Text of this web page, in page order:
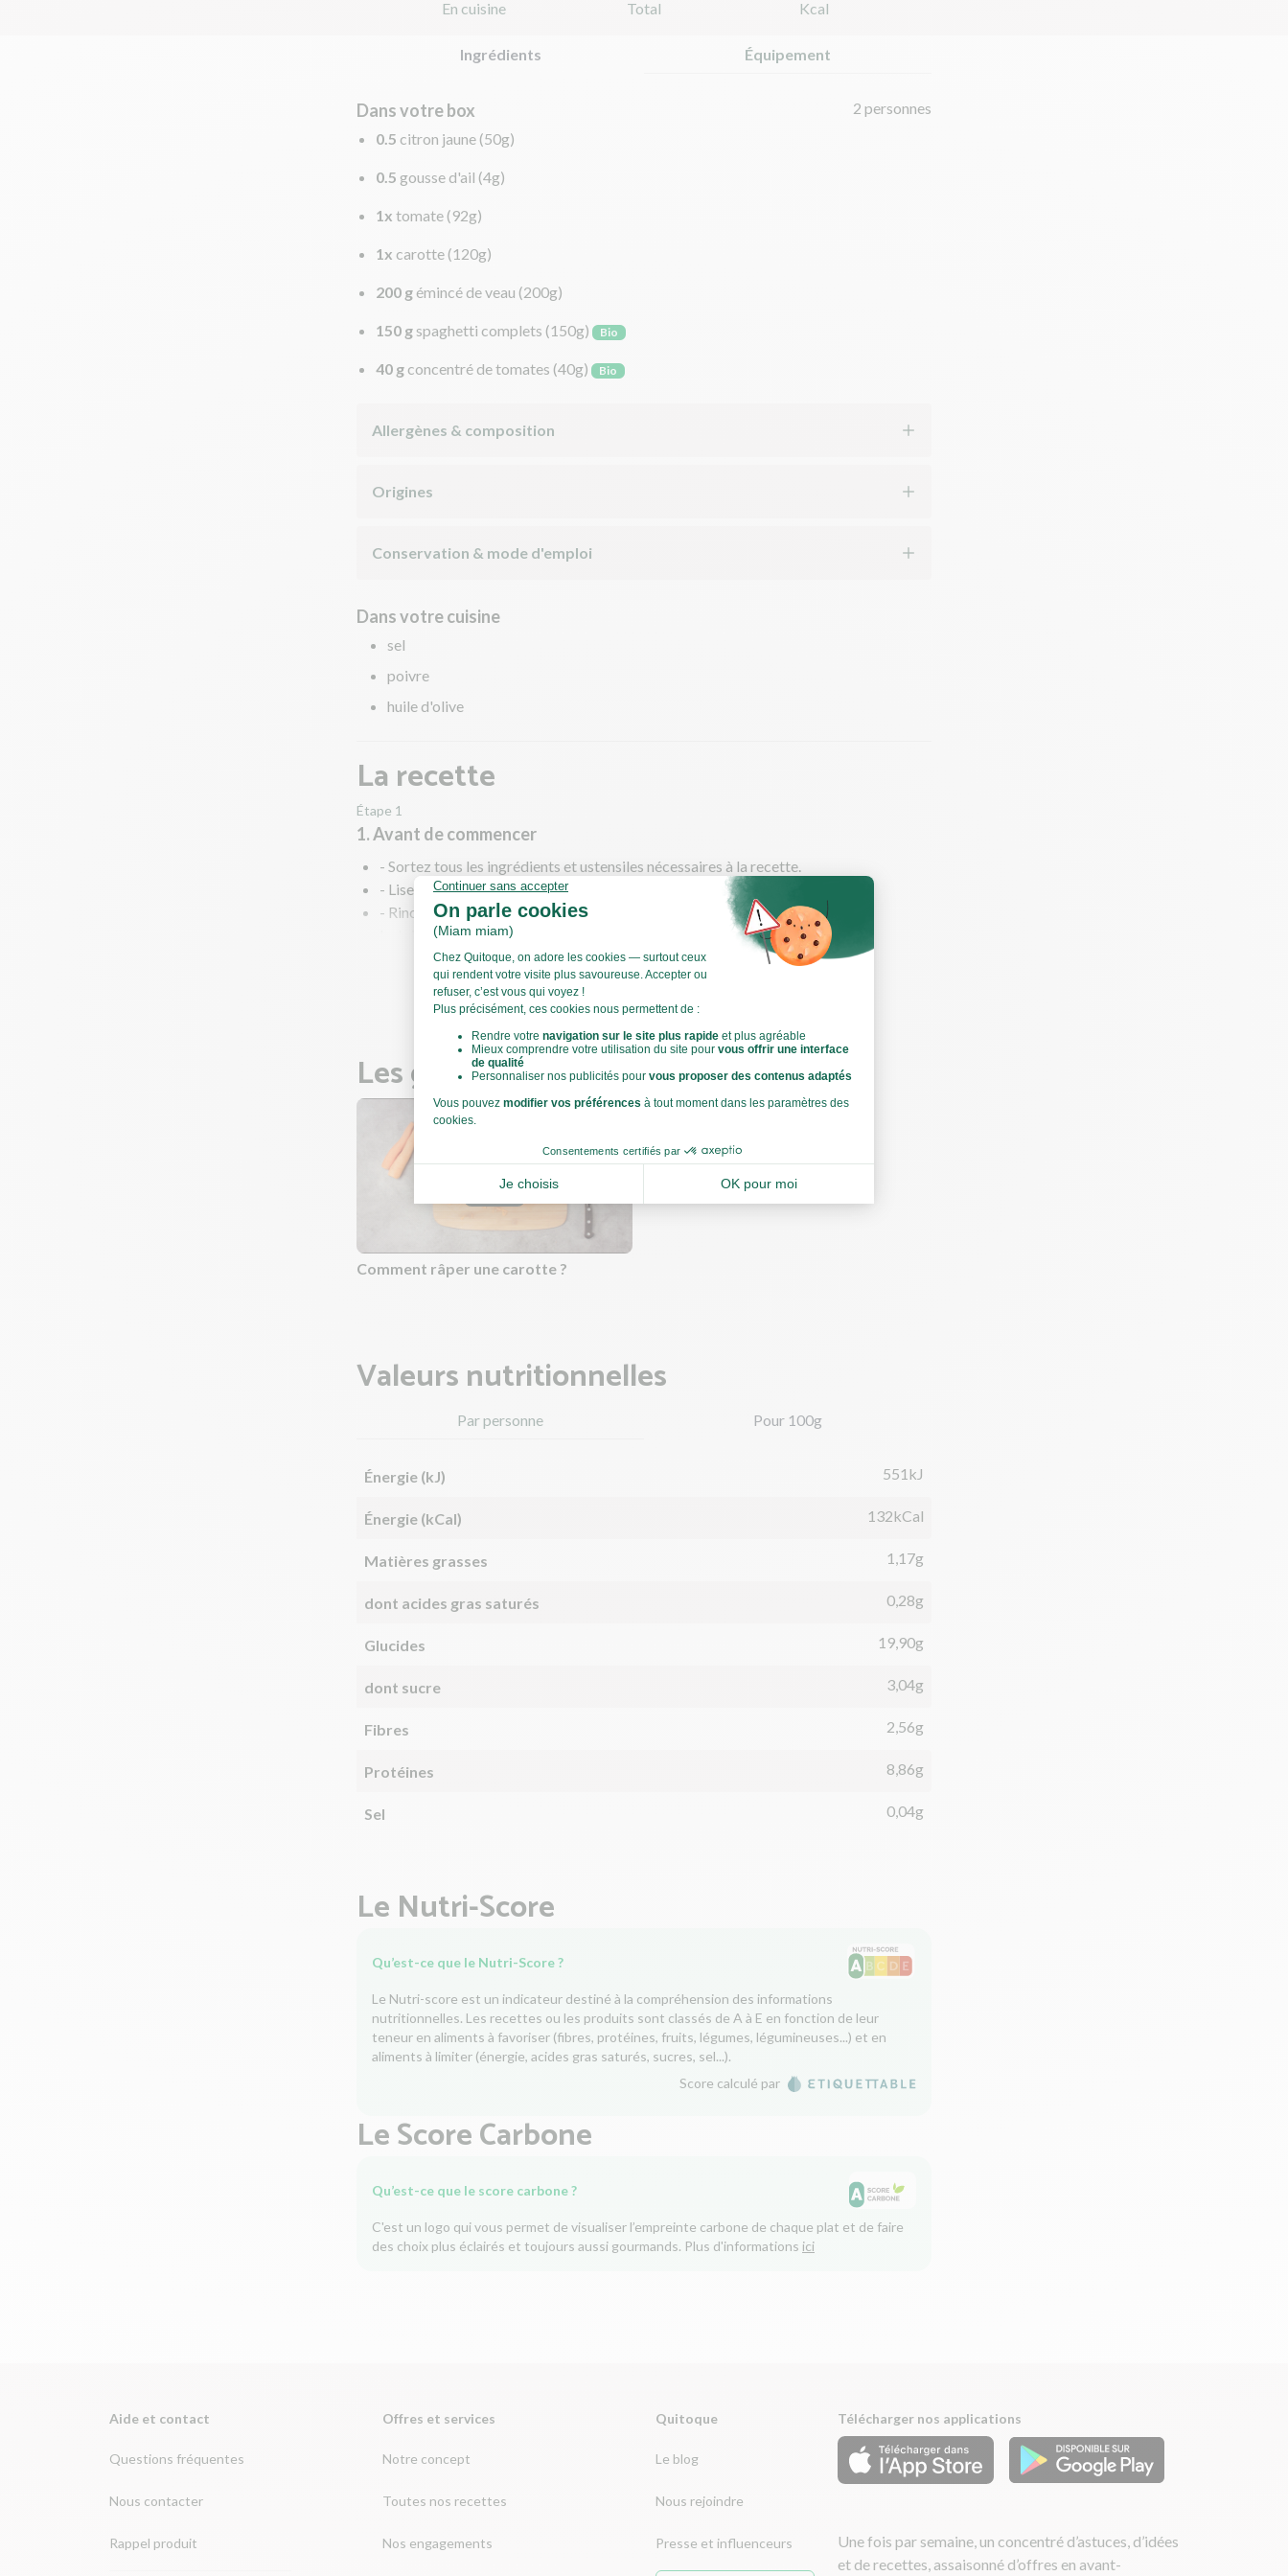
En cuisine Total Kcal
Ingrédients Équipement
Dans votre box
2 personnes
0.5 citron jaune (50g)
0.5 gousse d'ail (4g)
1x tomate (92g)
1x carotte (120g)
200 g émincé de veau (200g)
150 g spaghetti complets (150g) Bio
40 g concentré de tomates (40g) Bio
Allergènes & composition
Origines
Conservation & mode d'emploi
Dans votre cuisine
sel
poivre
huile d'olive
La recette
Étape 1
1. Avant de commencer
- Sortez tous les ingrédients et ustensiles nécessaires à la recette.
- Lisez rapidement les différentes étapes.
- Rincez les fruits et légumes.
La taille et la qualité du matériel peuvent varier et influer sur les temps de cuisson.
Bien que nous vous indiquions des temps de cuisson, vérifiez que vos aliments sont
cuits et n'hésitez pas à allonger légèrement les temps de cuisson si nécessaire !
Voir toute la recette
Les gestes de cuisine
Comment râper une carotte ?
Valeurs nutritionnelles
Par personne Pour 100g
Énergie (kJ) 551kJ
Énergie (kCal) 132kCal
Matières grasses 1,17g
dont acides gras saturés 0,28g
Glucides 19,90g
dont sucre 3,04g
Fibres 2,56g
Protéines 8,86g
Sel 0,04g
Le Nutri-Score
Qu’est-ce que le Nutri-Score ?
Le Nutri-score est un indicateur destiné à la compréhension des informations
nutritionnelles. Les recettes ou les produits sont classés de A à E en fonction de leur
teneur en aliments à favoriser (fibres, protéines, fruits, légumes, légumineuses...) et en
aliments à limiter (énergie, acides gras saturés, sucres, sel...).
Score calculé par
Le Score Carbone
Qu’est-ce que le score carbone ?
C'est un logo qui vous permet de visualiser l’empreinte carbone de chaque plat et de faire
des choix plus éclairés et toujours aussi gourmands. Plus d'informations ici
Aide et contact
Questions fréquentes
Nous contacter
Rappel produit
Offres et services
Notre concept
Toutes nos recettes
Nos engagements
Quitoque
Le blog
Nous rejoindre
Presse et influenceurs
Télécharger nos applications
Une fois par semaine, un concentré d’astuces, d’idées
et de recettes, assaisonné d’offres en avant-